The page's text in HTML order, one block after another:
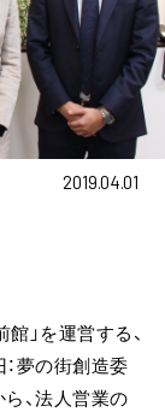
2019.04.01
」を運営する、
夢の街創造委
、法人営業の